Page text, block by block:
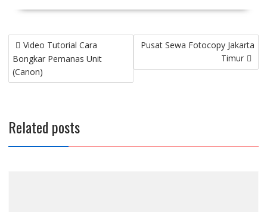
Video Tutorial Cara
Bongkar Pemanas Unit
(Canon)
Pusat Sewa Fotocopy Jakarta
Timur
Related posts